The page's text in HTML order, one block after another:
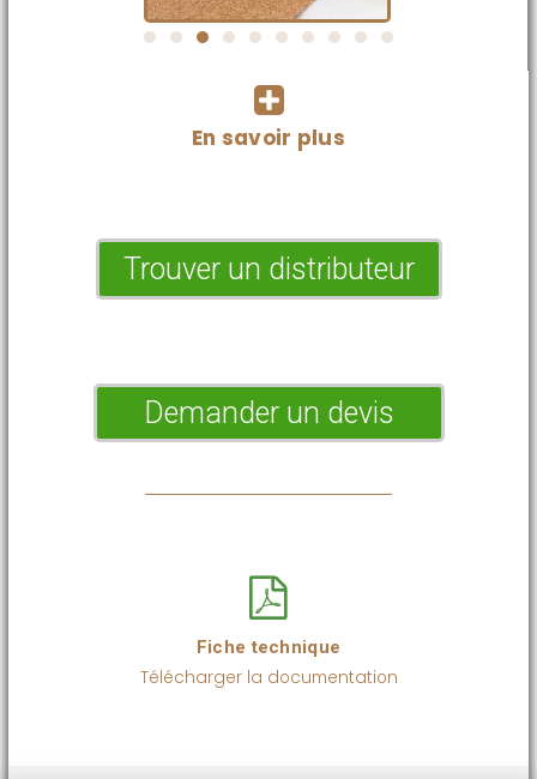
En savoir plus
Trouver un distributeur
Demander un devis
Fiche technique
Télécharger la documentation